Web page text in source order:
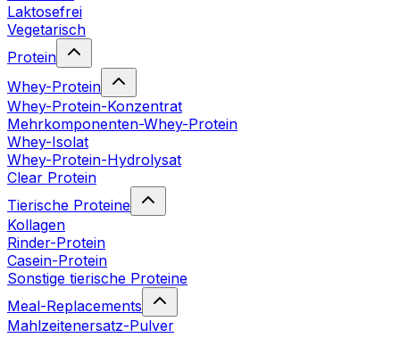
Laktosefrei
Vegetarisch
Protein
Whey-Protein
Whey-Protein-Konzentrat
Mehrkomponenten-Whey-Protein
Whey-Isolat
Whey-Protein-Hydrolysat
Clear Protein
Tierische Proteine
Kollagen
Rinder-Protein
Casein-Protein
Sonstige tierische Proteine
Meal-Replacements
Mahlzeitenersatz-Pulver